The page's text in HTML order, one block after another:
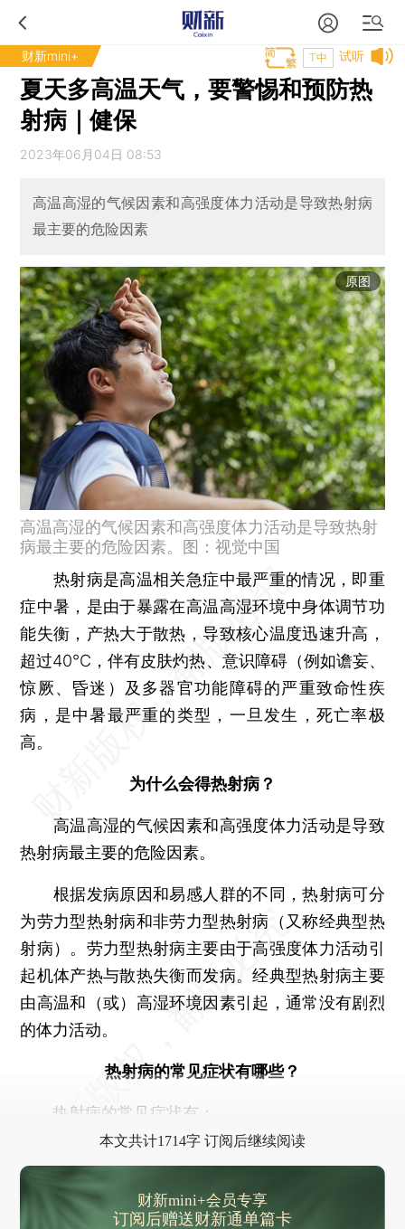
财新mini+ 试听
T中
夏天多高温天气，要警惕和预防热
射病｜健保
2023年06月04日 08:53
高温高湿的气候因素和高强度体力活动是导致热射病
最主要的危险因素
原图
高温高湿的气候因素和高强度体力活动是导致热射
病最主要的危险因素。图：视觉中国
热射病是高温相关急症中最严重的情况，即重
症中暑，是由于暴露在高温高湿环境中身体调节功
能失衡，产热大于散热，导致核心温度迅速升高，
超过40℃，伴有皮肤灼热、意识障碍（例如谵妄、
惊厥、昏迷）及多器官功能障碍的严重致命性疾
病，是中暑最严重的类型，一旦发生，死亡率极
高。
为什么会得热射病？
高温高湿的气候因素和高强度体力活动是导致
热射病最主要的危险因素。
根据发病原因和易感人群的不同，热射病可分
为劳力型热射病和非劳力型热射病（又称经典型热
射病）。劳力型热射病主要由于高强度体力活动引
起机体产热与散热失衡而发病。经典型热射病主要
由高温和（或）高湿环境因素引起，通常没有剧烈
的体力活动。
热射病的常见症状有哪些？
热射病的常见症状有：
本文共计1714字 订阅后继续阅读
财新mini+会员专享
订阅后赠送财新通单篇卡